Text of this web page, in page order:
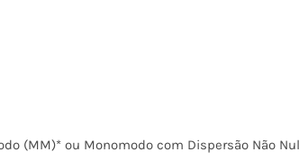
(MM)* ou Monomodo com Dispersão Não